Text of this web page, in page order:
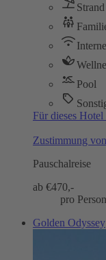
Strand
Pool
Für dieses
Zustimmung
Pauschalreise
ab €470,-
pro Person
Golden Odyssey